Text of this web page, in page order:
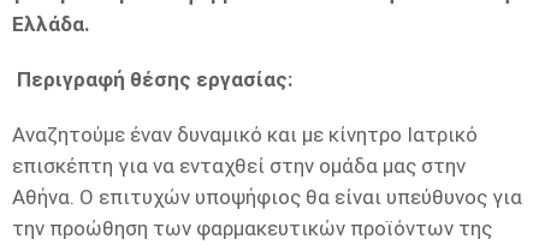
Ελλάδα.
Περιγραφή θέσης εργασίας:
Αναζητούμε έναν δυναμικό και με κίνητρο Ιατρικό
επισκέπτη για να ενταχθεί στην ομάδα μας στην
Αθήνα. Ο επιτυχών υποψήφιος θα είναι υπεύθυνος για
την προώθηση των φαρμακευτικών προϊόντων της